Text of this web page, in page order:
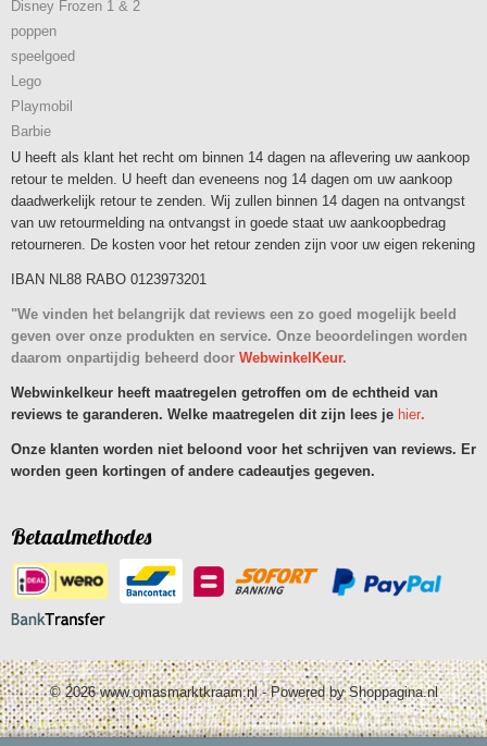
Disney Frozen 1 & 2
poppen
speelgoed
Lego
Playmobil
Barbie
U heeft als klant het recht om binnen 14 dagen na aflevering uw aankoop
retour te melden. U heeft dan eveneens nog 14 dagen om uw aankoop
daadwerkelijk retour te zenden. Wij zullen binnen 14 dagen na ontvangst
van uw retourmelding na ontvangst in goede staat uw aankoopbedrag
retourneren. De kosten voor het retour zenden zijn voor uw eigen rekening
IBAN NL88 RABO 0123973201
"We vinden het belangrijk dat reviews een zo goed mogelijk beeld
geven over onze produkten en service. Onze beoordelingen worden
daarom onpartijdig beheerd door WebwinkelKeur.
Webwinkelkeur heeft maatregelen getroffen om de echtheid van
reviews te garanderen. Welke maatregelen dit zijn lees je hier.
Onze klanten worden niet beloond voor het schrijven van reviews. Er
worden geen kortingen of andere cadeautjes gegeven.
Betaalmethodes
© 2026 www.omasmarktkraam.nl - Powered by Shoppagina.nl